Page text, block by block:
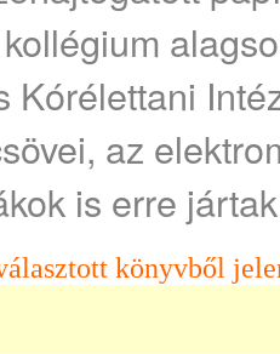
Kórélettani
az
is erre
könyvből